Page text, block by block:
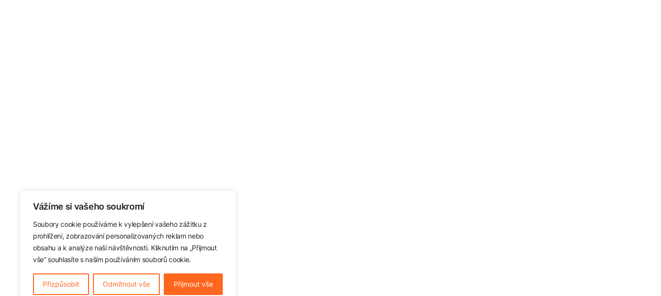
Vážíme si vašeho soukromí
Soubory cookie používáme k vylepšení vašeho zážitku z
prohlížení, zobrazování personalizovaných reklam nebo
obsahu a k analýze naší návštěvnosti. Kliknutím na „Přijmout
vše“ souhlasíte s naším používáním souborů cookie.
Přizpůsobit Odmítnout vše Přijmout vše